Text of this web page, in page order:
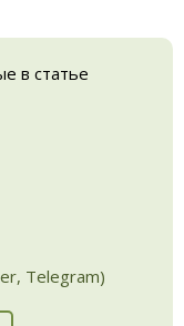
в статье
Telegram)